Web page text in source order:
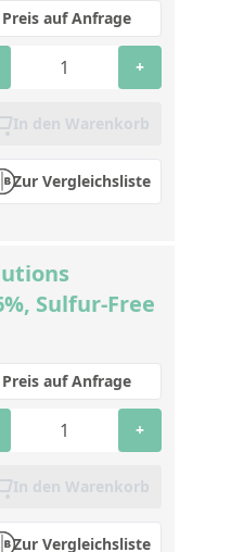
Zur Vergleichsliste
Preis auf Anfrage
+
In den Warenkorb
Sulfur-Free
Zur Vergleichsliste
Preis auf Anfrage
+
In den Warenkorb